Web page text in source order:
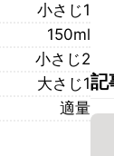
小さじ1
150ml
小さじ2
大さじ1
適量
記